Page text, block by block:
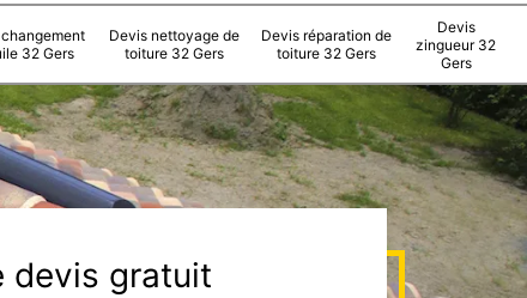
32 Gers
Devis nettoyage de
toiture 32 Gers
Devis réparation de
toiture 32 Gers
Devis
zingueur 32
Gers
devis gratuit